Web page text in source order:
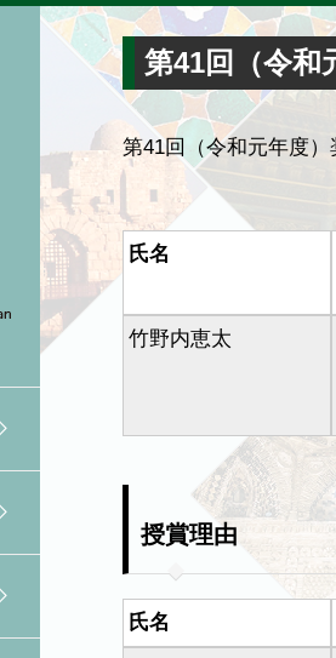
第41回（令和
第41回（令和元年度
氏名
竹野内恵太
授賞理由
氏名